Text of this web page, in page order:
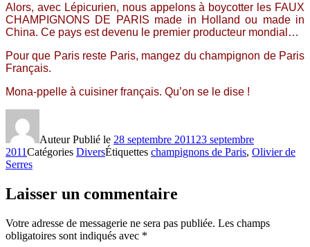
Alors, avec Lépicurien, nous appelons à boycotter les FAUX
CHAMPIGNONS DE PARIS made in Holland ou made in
China. Ce pays est devenu le premier producteur mondial…
Pour que Paris reste Paris, mangez du champignon de Paris
Français.
Mona-ppelle à cuisiner français. Qu’on se le dise !
AuteurPublié le 28 septembre 2011 23 septembre
2011Catégories DiversÉtiquettes champignons de Paris, Olivier de
Serres
Laisser un commentaire
Votre adresse de messagerie ne sera pas publiée. Les champs
obligatoires sont indiqués avec *